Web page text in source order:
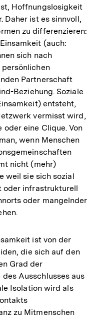
der
Hoffnungslosigkeit
Daher ist es sinnvoll,
zu differenzieren:
(auch:
sich nach
Partnerschaft
Beziehung. Soziale
entsteht,
vermisst wird,
eine Clique. Von
wenn Menschen
nicht (mehr)
weil sie sich sozial
oder infrastrukturell
oder mangelnder
ist von der
die sich auf den
Grad der
Ausschlusses aus
Isolation wird als
zu Mitmenschen